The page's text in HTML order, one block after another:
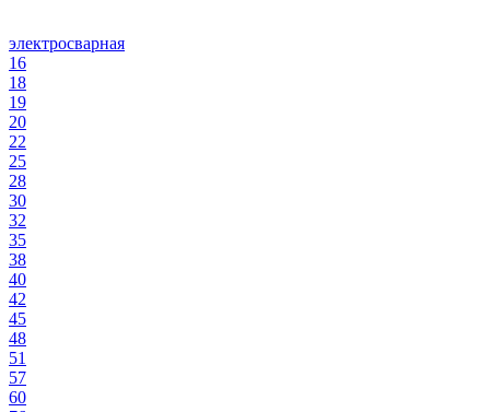
электросварная
16
18
19
20
22
25
28
30
32
35
38
40
42
45
48
51
57
60